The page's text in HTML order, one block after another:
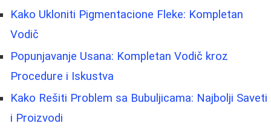
Kako Ukloniti Pigmentacione Fleke: Kompletan
Vodič
Popunjavanje Usana: Kompletan Vodič kroz
Procedure i Iskustva
Kako Rešiti Problem sa Bubuljicama: Najbolji Saveti
i Proizvodi